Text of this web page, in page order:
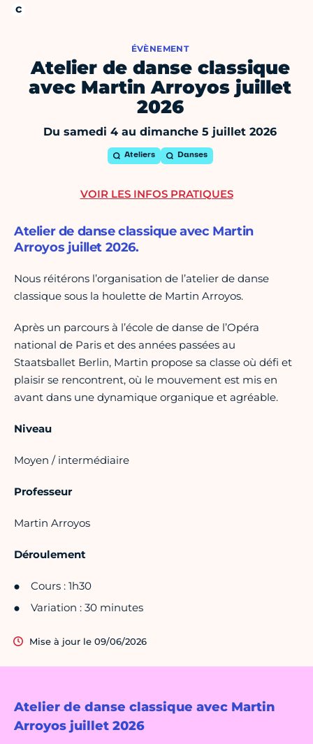
ÉVÈNEMENT
Atelier de danse classique
avec Martin Arroyos juillet
2026
Du samedi 4 au dimanche 5 juillet 2026
Ateliers Danses
Atelier de danse classique avec Martin
Arroyos juillet 2026
Atelier de danse classique avec Martin
Arroyos juillet 2026.
Nous réitérons l’organisation de l’atelier de danse
classique sous la houlette de Martin Arroyos.
Après un parcours à l’école de danse de l’Opéra
national de Paris et des années passées au
Staatsballet Berlin, Martin propose sa classe où défi et
plaisir se rencontrent, où le mouvement est mis en
avant dans une dynamique organique et agréable.
Niveau
Moyen / intermédiaire
Professeur
Martin Arroyos
Déroulement
Cours : 1h30
Variation : 30 minutes
Mise à jour le 09/06/2026
VOIR LES INFOS PRATIQUES